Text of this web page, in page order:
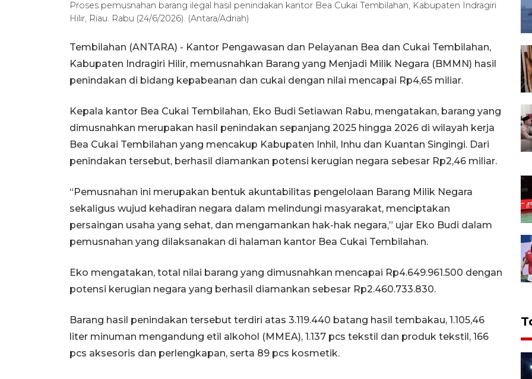
Proses pemusnahan barang ilegal hasil penindakan kantor Bea Cukai Tembilahan, Kabupaten Indragiri
Hilir, Riau. Rabu (24/6/2026). (Antara/Adriah)
Tembilahan (ANTARA) - Kantor Pengawasan dan Pelayanan Bea dan Cukai Tembilahan,
Kabupaten Indragiri Hilir, memusnahkan Barang yang Menjadi Milik Negara (BMMN) hasil
penindakan di bidang kepabeanan dan cukai dengan nilai mencapai Rp4,65 miliar.
Kepala kantor Bea Cukai Tembilahan, Eko Budi Setiawan Rabu, mengatakan, barang yang
dimusnahkan merupakan hasil penindakan sepanjang 2025 hingga 2026 di wilayah kerja
Bea Cukai Tembilahan yang mencakup Kabupaten Inhil, Inhu dan Kuantan Singingi. Dari
penindakan tersebut, berhasil diamankan potensi kerugian negara sebesar Rp2,46 miliar.
“Pemusnahan ini merupakan bentuk akuntabilitas pengelolaan Barang Milik Negara
sekaligus wujud kehadiran negara dalam melindungi masyarakat, menciptakan
persaingan usaha yang sehat, dan mengamankan hak-hak negara,” ujar Eko Budi dalam
pemusnahan yang dilaksanakan di halaman kantor Bea Cukai Tembilahan.
Eko mengatakan, total nilai barang yang dimusnahkan mencapai Rp4.649.961.500 dengan
potensi kerugian negara yang berhasil diamankan sebesar Rp2.460.733.830.
Barang hasil penindakan tersebut terdiri atas 3.119.440 batang hasil tembakau, 1.105,46
liter minuman mengandung etil alkohol (MMEA), 1.137 pcs tekstil dan produk tekstil, 166
pcs aksesoris dan perlengkapan, serta 89 pcs kosmetik.